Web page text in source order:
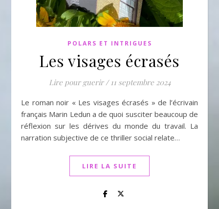
POLARS ET INTRIGUES
Les visages écrasés
Lire pour guerir / 11 septembre 2024
Le roman noir « Les visages écrasés » de l’écrivain
français Marin Ledun a de quoi susciter beaucoup de
réflexion sur les dérives du monde du travail. La
narration subjective de ce thriller social relate…
LIRE LA SUITE